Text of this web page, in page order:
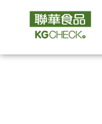
KGCHECK 聯華食品